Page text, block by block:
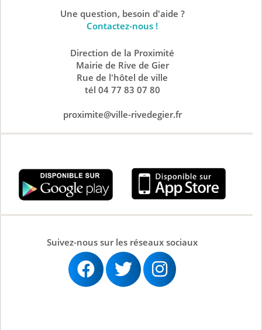
Une question, besoin d'aide ?
Contactez-nous !
Direction de la Proximité
Mairie de Rive de Gier
Rue de l'hôtel de ville
tél 04 77 83 07 80
proximite@ville-rivedegier.fr
Suivez-nous sur les réseaux sociaux